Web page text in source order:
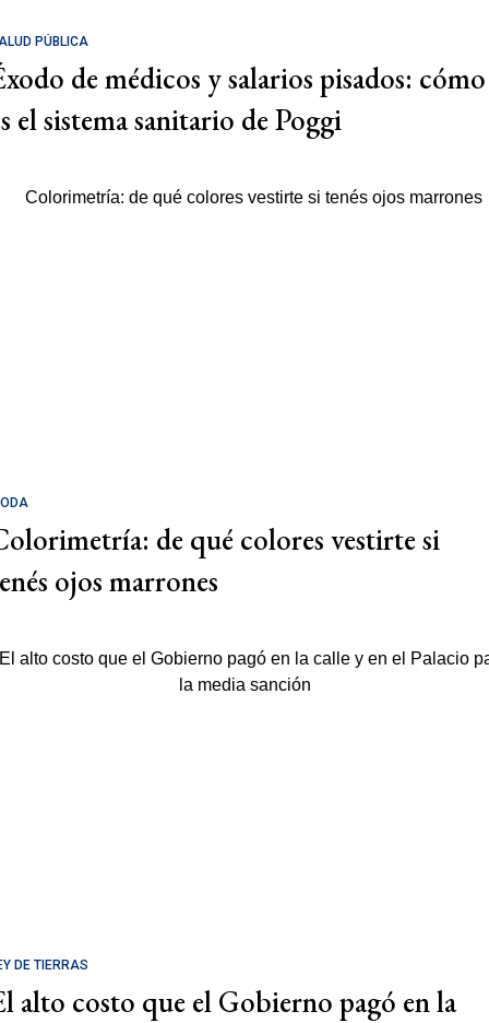
PÚBLICA
de médicos y salarios pisados: cómo
el sistema sanitario de Poggi
de qué colores vestirte si
ojos marrones
DE TIERRAS
alto costo que el Gobierno pagó en la